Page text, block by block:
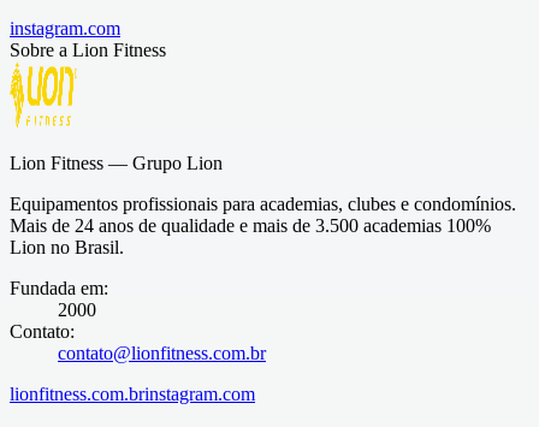
instagram.com
Sobre a Lion Fitness
Lion Fitness — Grupo Lion
Equipamentos profissionais para academias, clubes e condomínios.
Mais de 24 anos de qualidade e mais de 3.500 academias 100%
Lion no Brasil.
Fundada em:
2000
Contato:
contato@lionfitness.com.br
lionfitness.com.brinstagram.com